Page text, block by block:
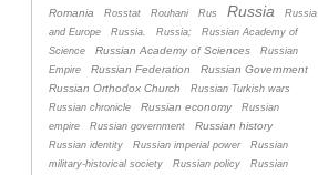
Romania Rosstat Rouhani Rus Russia
Russia
and Europe
Russia. Russia;
Russian Academy of
Science
Russian Academy of Sciences
Russian
Empire
Russian Federation
Russian Government
Russian Orthodox Church
Russian Turkish wars
Russian chronicle
Russian economy
Russian
empire
Russian government Russian history
Russian identity Russian imperial power
Russian
military-historical society
Russian policy Russian